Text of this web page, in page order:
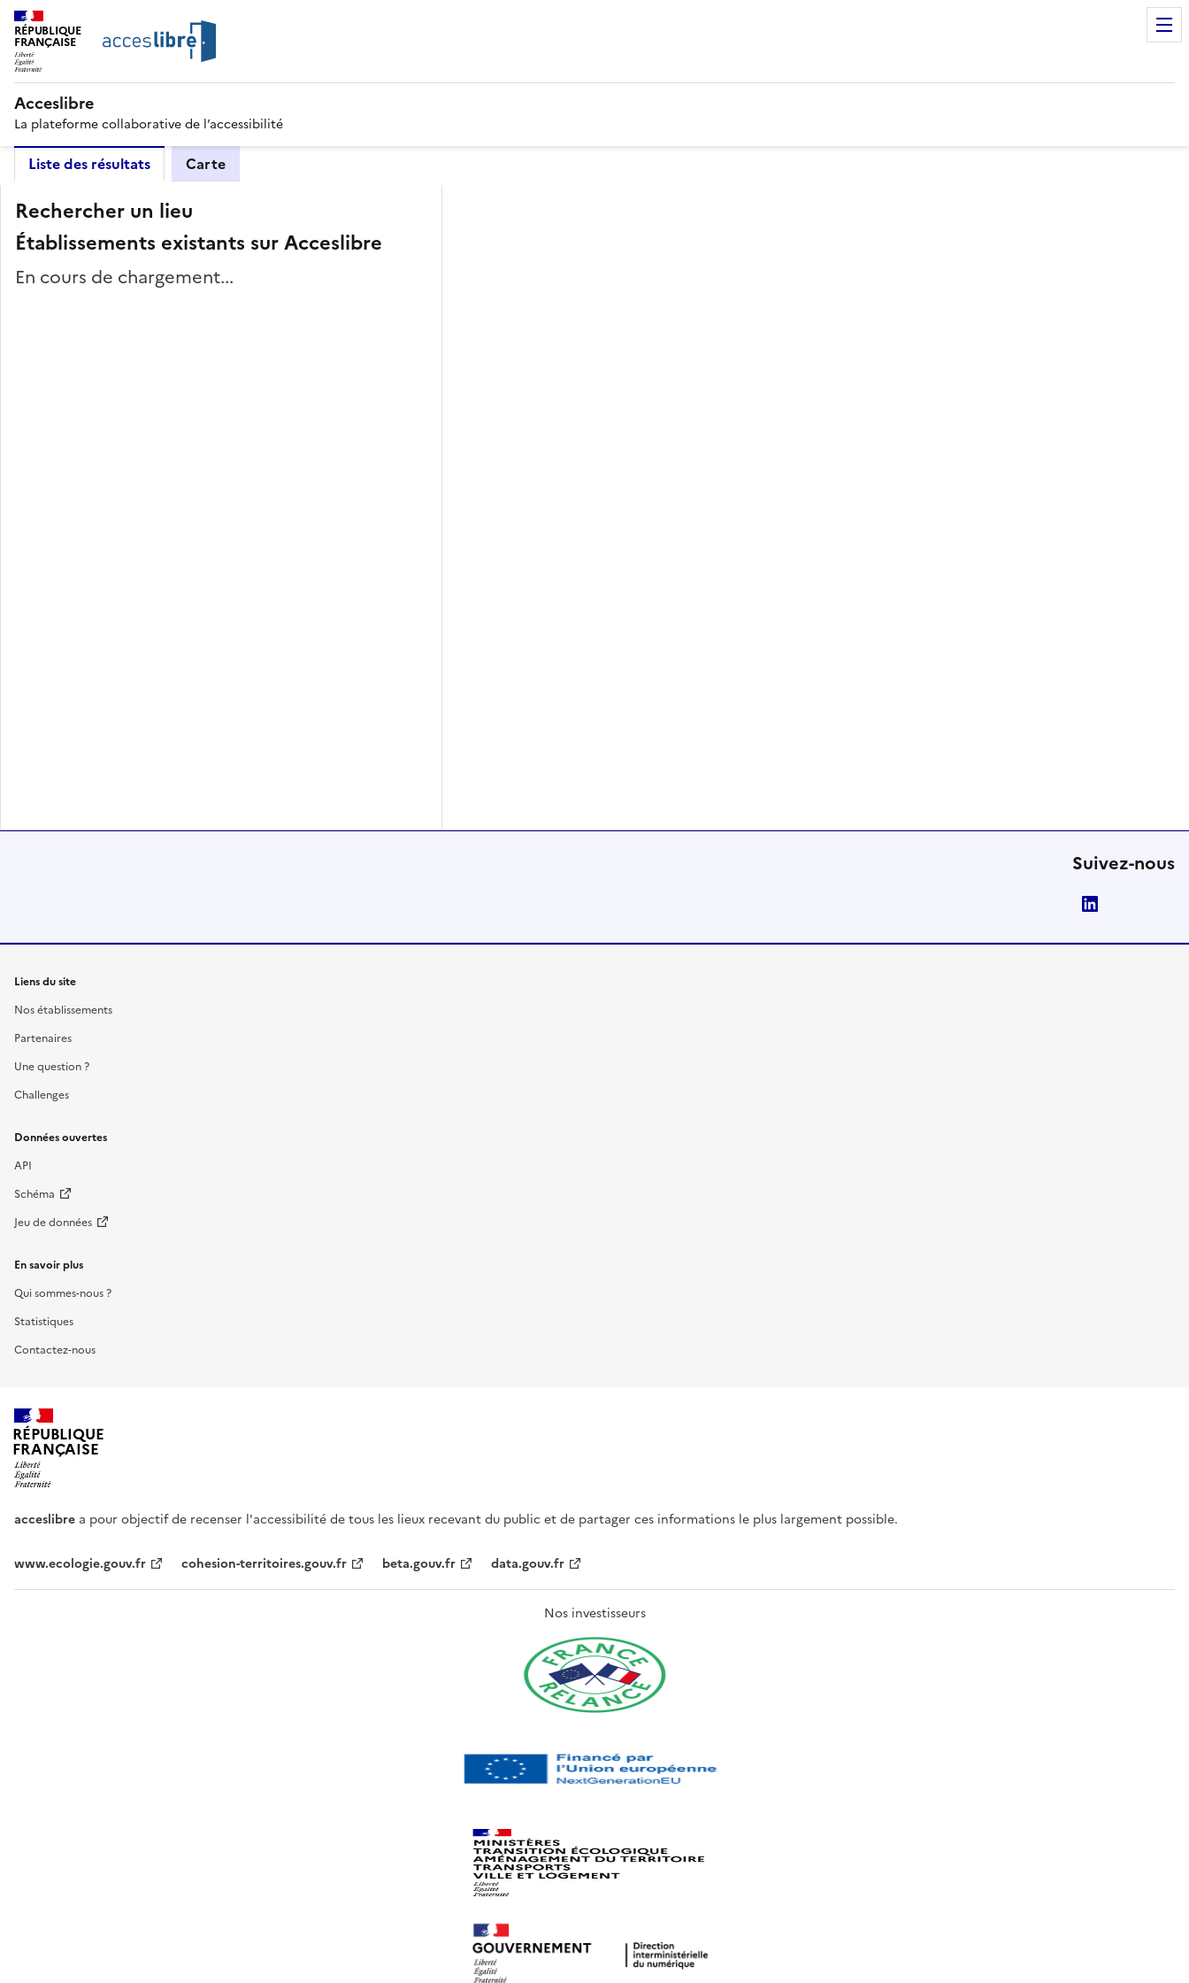
RÉPUBLIQUE
FRANÇAISE
Acceslibre
La plateforme collaborative de l’accessibilité
Liste des résultats Carte
Rechercher un lieu
Établissements existants sur Acceslibre
En cours de chargement...
Suivez-nous
Liens du site
Nos établissements
Partenaires
Une question ?
Challenges
Données ouvertes
API
Schéma
Jeu de données
En savoir plus
Qui sommes-nous ?
Statistiques
Contactez-nous
RÉPUBLIQUE
FRANÇAISE
acceslibre a pour objectif de recenser l'accessibilité de tous les lieux recevant du public et de partager ces informations le plus largement possible.
www.ecologie.gouv.fr cohesion-territoires.gouv.fr beta.gouv.fr data.gouv.fr
Nos investisseurs